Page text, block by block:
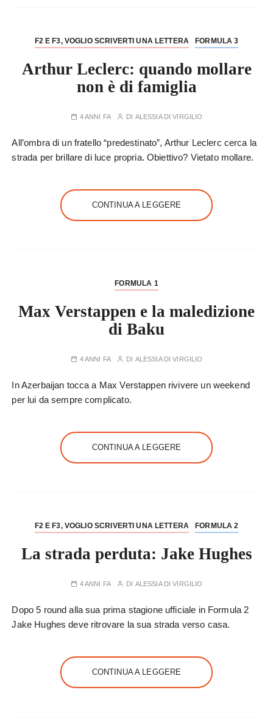
F2 E F3, VOGLIO SCRIVERTI UNA LETTERA FORMULA 3
Arthur Leclerc: quando mollare
non è di famiglia
4 ANNI FA DI ALESSIA DI VIRGILIO
All’ombra di un fratello “predestinato”, Arthur Leclerc cerca la
strada per brillare di luce propria. Obiettivo? Vietato mollare.
CONTINUA A LEGGERE
FORMULA 1
Max Verstappen e la maledizione
di Baku
4 ANNI FA DI ALESSIA DI VIRGILIO
In Azerbaijan tocca a Max Verstappen rivivere un weekend
per lui da sempre complicato.
CONTINUA A LEGGERE
F2 E F3, VOGLIO SCRIVERTI UNA LETTERA FORMULA 2
La strada perduta: Jake Hughes
4 ANNI FA DI ALESSIA DI VIRGILIO
Dopo 5 round alla sua prima stagione ufficiale in Formula 2
Jake Hughes deve ritrovare la sua strada verso casa.
CONTINUA A LEGGERE